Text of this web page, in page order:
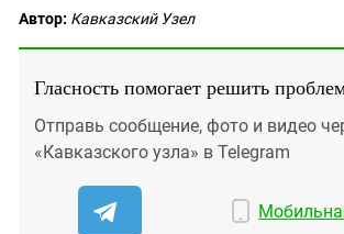
Автор: Кавказский Узел
Гласность помогает решить
Отправь сообщение, фото и видео
«Кавказского узла» в Telegram